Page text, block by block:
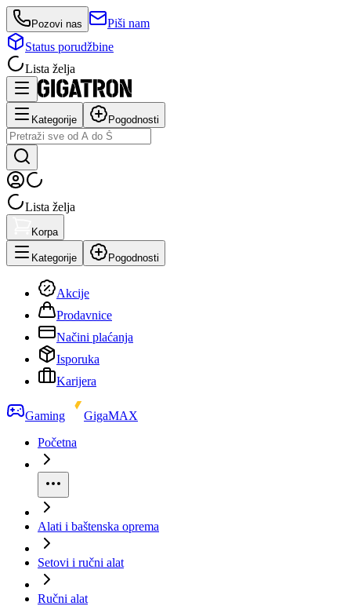
Pozovi nas
Piši nam
Status porudžbine
Lista želja
Kategorije Pogodnosti
Lista želja
Korpa
Kategorije Pogodnosti
Akcije
Prodavnice
Načini plaćanja
Isporuka
Karijera
Gaming
GigaMAX
Početna
Alati i baštenska oprema
Setovi i ručni alat
Ručni alat